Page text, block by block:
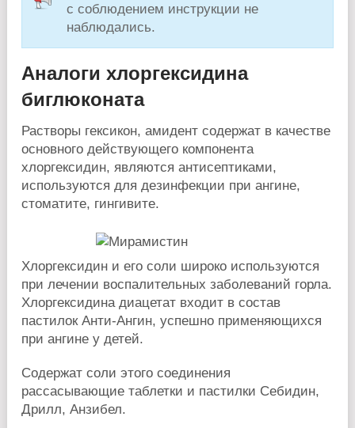
с соблюдением инструкции не
наблюдались.
Аналоги хлоргексидина
биглюконата
Растворы гексикон, амидент содержат в качестве
основного действующего компонента
хлоргексидин, являются антисептиками,
используются для дезинфекции при ангине,
стоматите, гингивите.
Хлоргексидин и его соли широко используются
при лечении воспалительных заболеваний горла.
Хлоргексидина диацетат входит в состав
пастилок Анти-Ангин, успешно применяющихся
при ангине у детей.
Содержат соли этого соединения
рассасывающие таблетки и пастилки Себидин,
Дрилл, Анзибел.